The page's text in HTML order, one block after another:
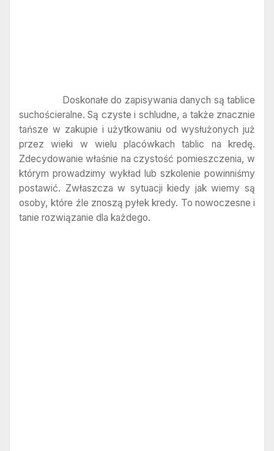
Doskonałe do zapisywania danych są tablice
suchościeralne. Są czyste i schludne, a także znacznie
tańsze w zakupie i użytkowaniu od wysłużonych już
przez wieki w wielu placówkach tablic na kredę.
Zdecydowanie właśnie na czystość pomieszczenia, w
którym prowadzimy wykład lub szkolenie powinniśmy
postawić. Zwłaszcza w sytuacji kiedy jak wiemy są
osoby, które źle znoszą pyłek kredy. To nowoczesne i
tanie rozwiązanie dla każdego.